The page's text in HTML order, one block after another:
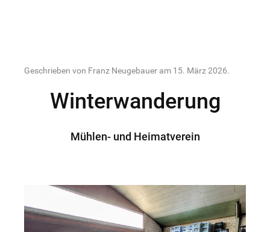
Geschrieben von Franz Neugebauer am 15. März 2026.
Winterwanderung
Mühlen- und Heimatverein